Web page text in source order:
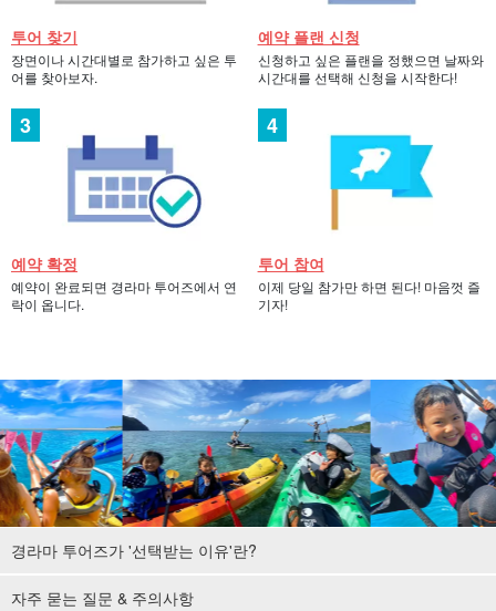
투어 찾기
장면이나 시간대별로 참가하고 싶은 투
어를 찾아보자.
예약 플랜 신청
신청하고 싶은 플랜을 정했으면 날짜와
시간대를 선택해 신청을 시작한다!
예약 확정
예약이 완료되면 경라마 투어즈에서 연
락이 옵니다.
투어 참여
이제 당일 참가만 하면 된다! 마음껏 즐
기자!
경라마 투어즈가 '선택받는 이유'란?
자주 묻는 질문 & 주의사항